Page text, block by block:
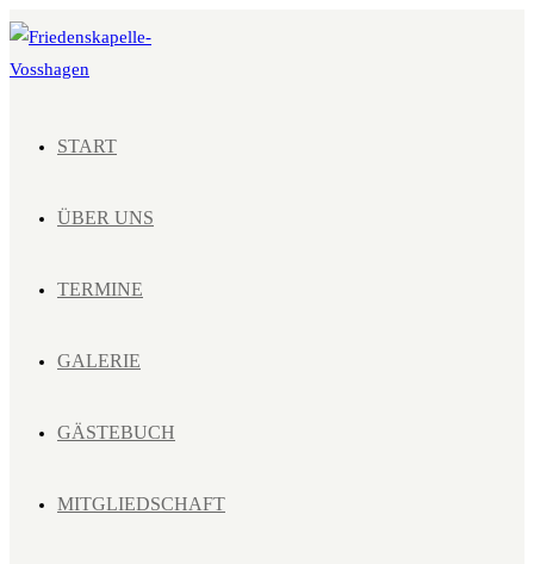
Zum
START
ÜBER UNS
TERMINE
GALERIE
GÄSTEBUCH
MITGLIEDSCHAFT